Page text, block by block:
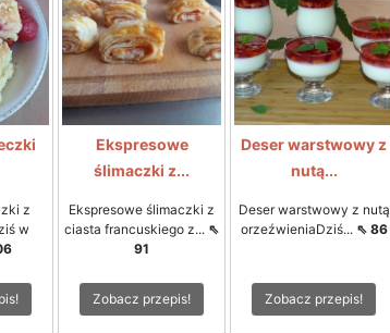
z
w
Ekspresowe
ślimaczki z...
Ekspresowe ślimaczki z
ciasta francuskiego z... ⇖
91
Zobacz przepis!
Deser warstwowy z
nutą...
Deser warstwowy z nutą
orzeźwieniaDziś... ⇖ 86
Zobacz przepis!